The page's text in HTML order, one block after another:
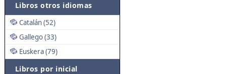
Libros otros idiomas
Catalán (52)
Gallego (33)
Euskera (79)
Libros por inicial